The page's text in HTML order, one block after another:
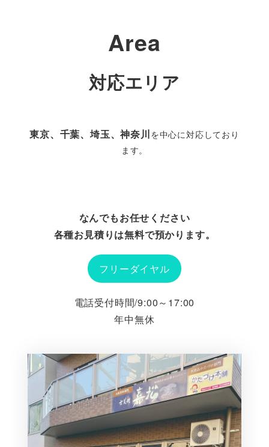
Area
対応エリア
東京、千葉、埼玉、神奈川を中心に対応しており
ます。
なんでもお任せください
各種お見積りは無料で預かります。
フリーダイヤル
電話受付時間/9:00～17:00
年中無休